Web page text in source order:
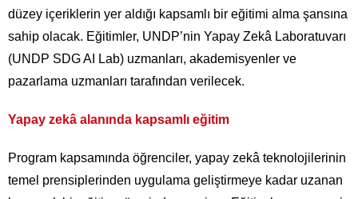
düzey içeriklerin yer aldığı kapsamlı bir eğitimi alma şansına
sahip olacak. Eğitimler, UNDP’nin Yapay Zekâ Laboratuvarı
(UNDP SDG AI Lab) uzmanları, akademisyenler ve
pazarlama uzmanları tarafından verilecek.
Yapay zekâ alanında kapsamlı eğitim
Program kapsamında öğrenciler, yapay zekâ teknolojilerinin
temel prensiplerinden uygulama geliştirmeye kadar uzanan